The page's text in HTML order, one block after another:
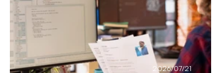
21‏/07‏/2026